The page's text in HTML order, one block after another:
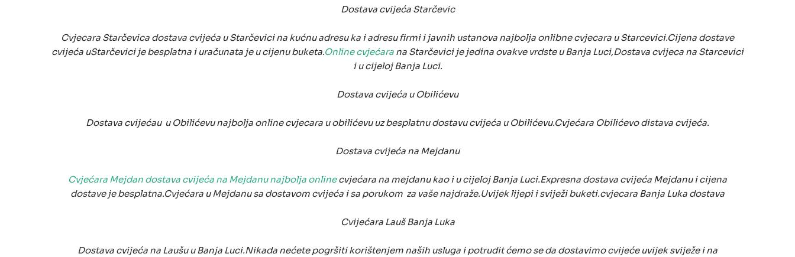
Dostava cvijeća Starčevic
Cvjecara Starčevica dostava cvijeća u Starčevici na kućnu adresu ka i adresu firmi i javnih ustanova najbolja onlibne cvjecara u Starcevici.Cijena dostave
cvijeća uStarčevici je besplatna i uračunata je u cijenu buketa.Online cvjećara na Starčevici je jedina ovakve vrdste u Banja Luci,Dostava cvijeca na Starcevici
i u cijeloj Banja Luci.
Dostava cvijeća u Obilićevu
Dostava cvijećau u Obilićevu najbolja online cvjecara u obilićevu uz besplatnu dostavu cvijeća u Obilićevu.Cvjećara Obilićevo distava cvijeća.
Dostava cvijeća na Mejdanu
Cvjećara Mejdan dostava cvijeća na Mejdanu najbolja onlinecvjećara na mejdanu kao i u cijeloj Banja Luci.Expresna dostava cvijeća Mejdanu i cijena
dostave je besplatna.Cvjećara u Mejdanu sa dostavom cvijeća i sa porukom za vaše najdraže.Uvijek lijepi i sviježi buketi.cvjecara Banja Luka dostava
Cvijećara Lauš Banja Luka
Dostava cvijeća na Laušu u Banja Luci.Nikada nećete pogršiti korištenjem naših usluga i potrudit ćemo se da dostavimo cvijeće uvijek sviježe i na